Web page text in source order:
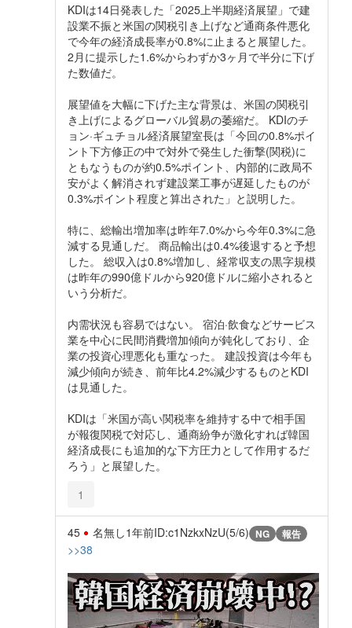
KDIは14日発表した「2025上半期経済展望」で建
設業不振と米国の関税引き上げなど通商条件悪化
で今年の経済成長率が0.8%に止まると展望した。
2月に提示した1.6%からわずか3ヶ月で半分に下げ
た数値だ。
展望値を大幅に下げた主な背景は、米国の関税引
き上げによるグローバル貿易の萎縮だ。 KDIのチ
ョン·ギュチョル経済展望室長は「今回の0.8%ポイ
ント下方修正の中で対外で発生した衝撃(関税)に
ともなうものが約0.5%ポイント、内部的に政局不
安がよく解消されず建設業工事が遅延したものが
0.3%ポイント程度と算出された」と説明した。
特に、総輸出増加率は昨年7.0%から今年0.3%に急
減する見通しだ。 商品輸出は0.4%後退すると予想
した。 総収入は0.8%増加し、経常収支の黒字規模
は昨年の990億ドルから920億ドルに縮小されると
いう分析だ。
内需状況も容易ではない。 宿泊·飲食などサービス
業を中心に民間消費増加傾向が鈍化しており、企
業の投資心理悪化も重なった。 建設投資は今年も
減少傾向が続き、前年比4.2%減少するものとKDI
は見通した。
KDIは「米国が高い関税率を維持する中で相手国
が報復関税で対応し、通商紛争が激化すれば韓国
経済成長にも追加的な下方圧力として作用するだ
ろう」と展望した。
1
45 名無し1年前ID:c1NzkxNzU(5/6) NG 報告
>>38